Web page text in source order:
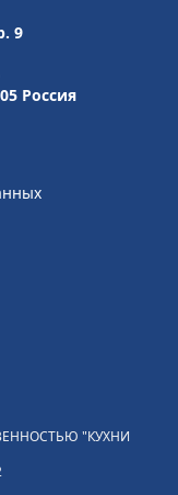
9
Россия
"КУХНИ